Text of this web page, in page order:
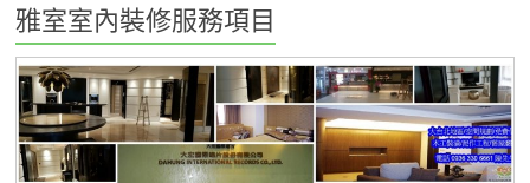
雅室室內裝修服務項目